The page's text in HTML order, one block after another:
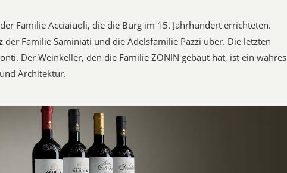
Familie Acciaiuoli, die die Burg im 15. Jahrhundert errichteten.
der Familie Saminiati und die Adelsfamilie Pazzi über. Die letzten
Der Weinkeller, den die Familie ZONIN gebaut hat, ist ein wahres
Architektur.